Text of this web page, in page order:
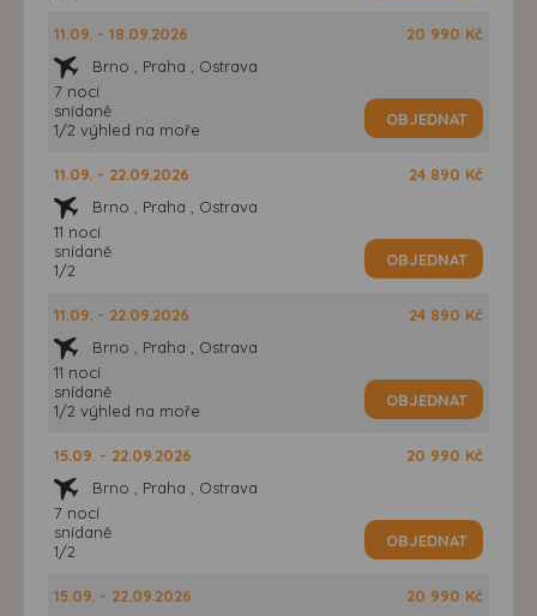
11.09. - 18.09.2026
Brno , Praha , Ostrava
7 nocí
snídaně
1/2 výhled na moře
20 990 Kč
OBJEDNAT
11.09. - 22.09.2026
Brno , Praha , Ostrava
11 nocí
snídaně
1/2
24 890 Kč
OBJEDNAT
11.09. - 22.09.2026
Brno , Praha , Ostrava
11 nocí
snídaně
1/2 výhled na moře
24 890 Kč
OBJEDNAT
15.09. - 22.09.2026
Brno , Praha , Ostrava
7 nocí
snídaně
1/2
20 990 Kč
OBJEDNAT
15.09. - 22.09.2026
20 990 Kč